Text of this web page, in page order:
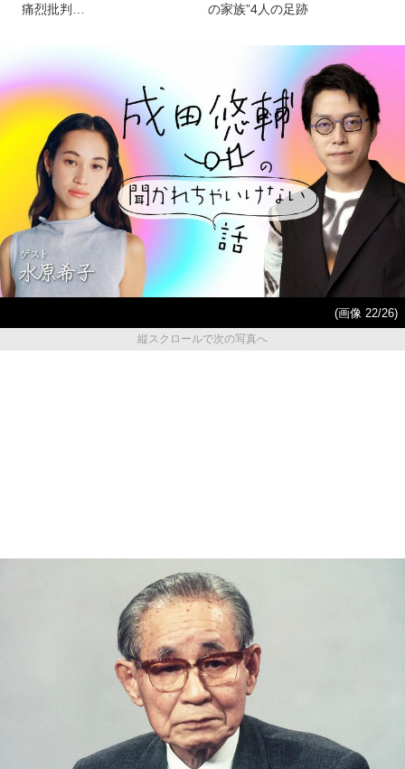
痛烈批判…
の家族”4人の足跡
(画像 22/26)
縦スクロールで次の写真へ